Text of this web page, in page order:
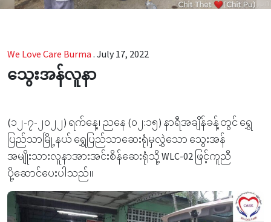
We Love Care Burma . July 17, 2022
သွေးအန်လူနာ
(၁၂-၇-၂၀၂၂) ရက်နေ့၊ ညနေ (၀၂:၁၅) နာရီအချိန်ခန့်တွင် ရွှေ
ပြည်သာမြို့နယ် ရွှေပြည်သာဆေးရုံမှလွှဲသော သွေးအန်
အမျိုးသားလူနာအားအင်းစိန်ဆေးရုံသို့ WLC-02 ဖြင့်ကူညီ
ပို့ဆောင်ပေးပါသည်။